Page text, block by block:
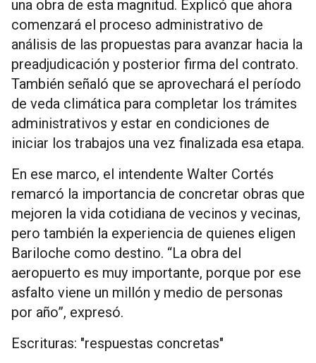
una obra de esta magnitud. Explicó que ahora
comenzará el proceso administrativo de
análisis de las propuestas para avanzar hacia la
preadjudicación y posterior firma del contrato.
También señaló que se aprovechará el período
de veda climática para completar los trámites
administrativos y estar en condiciones de
iniciar los trabajos una vez finalizada esa etapa.
En ese marco, el intendente Walter Cortés
remarcó la importancia de concretar obras que
mejoren la vida cotidiana de vecinos y vecinas,
pero también la experiencia de quienes eligen
Bariloche como destino. “La obra del
aeropuerto es muy importante, porque por ese
asfalto viene un millón y medio de personas
por año”, expresó.
Escrituras: "respuestas concretas"